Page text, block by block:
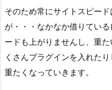
そのため常にサイトスピード
が・・・なかなか借りてい
ードも上がりませんし、重
くさんプラグインを入れた
重たくなっていきます。